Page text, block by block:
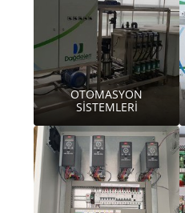
OTOMASYON
SİSTEMLERİ